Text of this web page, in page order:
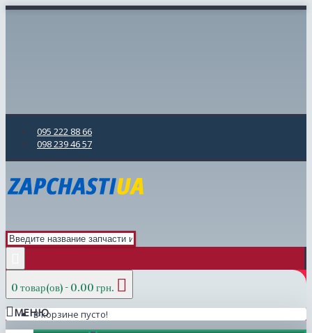
095 222 88 66
098 239 46 57
0 товар(ов) - 0.00 грн.
В корзине пусто!
МЕНЮ